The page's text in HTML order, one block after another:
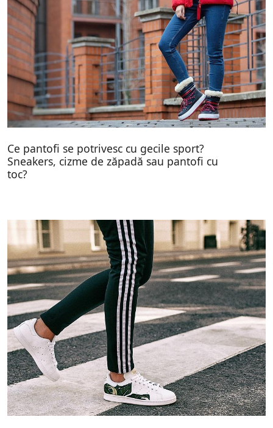
Ce pantofi se potrivesc cu gecile sport?
Sneakers, cizme de zăpadă sau pantofi cu
toc?